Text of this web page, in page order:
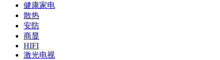
健康家电
散热
安防
商显
HIFI
激光电视